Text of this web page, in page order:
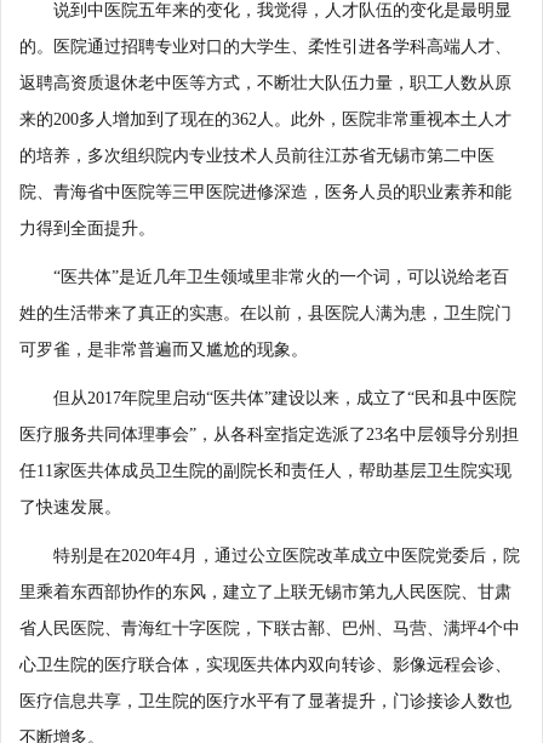
说到中医院五年来的变化，我觉得，人才队伍的变化是最明显
的。医院通过招聘专业对口的大学生、柔性引进各学科高端人才、
返聘高资质退休老中医等方式，不断壮大队伍力量，职工人数从原
来的200多人增加到了现在的362人。此外，医院非常重视本土人才
的培养，多次组织院内专业技术人员前往江苏省无锡市第二中医
院、青海省中医院等三甲医院进修深造，医务人员的职业素养和能
力得到全面提升。
“医共体”是近几年卫生领域里非常火的一个词，可以说给老百
姓的生活带来了真正的实惠。在以前，县医院人满为患，卫生院门
可罗雀，是非常普遍而又尴尬的现象。
但从2017年院里启动“医共体”建设以来，成立了“民和县中医院
医疗服务共同体理事会”，从各科室指定选派了23名中层领导分别担
任11家医共体成员卫生院的副院长和责任人，帮助基层卫生院实现
了快速发展。
特别是在2020年4月，通过公立医院改革成立中医院党委后，院
里乘着东西部协作的东风，建立了上联无锡市第九人民医院、甘肃
省人民医院、青海红十字医院，下联古鄯、巴州、马营、满坪4个中
心卫生院的医疗联合体，实现医共体内双向转诊、影像远程会诊、
医疗信息共享，卫生院的医疗水平有了显著提升，门诊接诊人数也
不断增多。